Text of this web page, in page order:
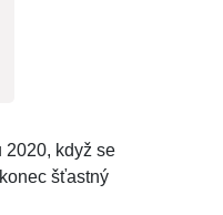
2020, když se
šťastný